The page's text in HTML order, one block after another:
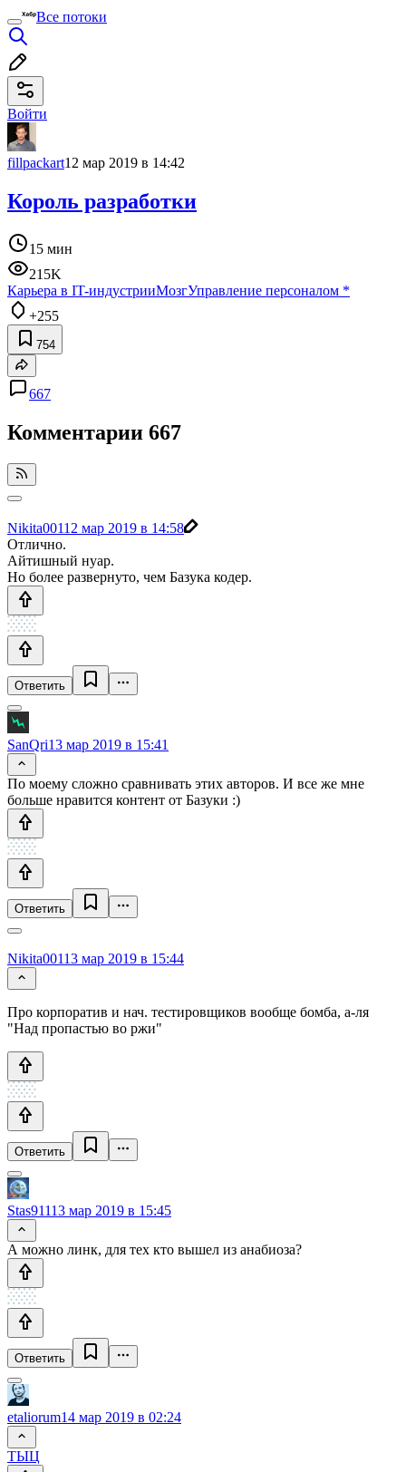
Все потоки
Войти
fillpackart12 мар 2019 в 14:42
Король разработки
15 мин
215K
Карьера в IT-индустрииМозгУправление персоналом *
+255
754
667
Комментарии 667
Nikita00112 мар 2019 в 14:58
Отлично.
Айтишный нуар.
Но более развернуто, чем Базука кодер.
Ответить
SanQri13 мар 2019 в 15:41
По моему сложно сравнивать этих авторов. И все же мне
больше нравится контент от Базуки :)
Ответить
Nikita00113 мар 2019 в 15:44
Про корпоратив и нач. тестировщиков вообще бомба, а-ля
"Над пропастью во ржи"
Ответить
Stas91113 мар 2019 в 15:45
А можно линк, для тех кто вышел из анабиоза?
Ответить
etaliorum14 мар 2019 в 02:24
ТЫЦ